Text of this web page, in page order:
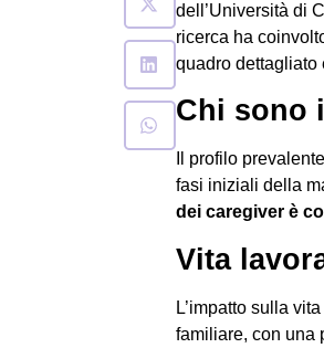
dell’Università di
ricerca ha
quadro dettagliato
Chi sono
Il profilo
fasi iniziali della
dei caregiver è
Vita
L’impatto sulla
familiare, con una